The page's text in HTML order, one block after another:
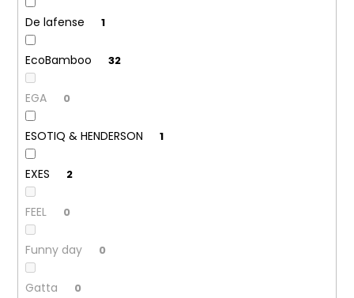
De lafense 1
EcoBamboo 32
EGA 0
ESOTIQ & HENDERSON 1
EXES 2
FEEL 0
Funny day 0
Gatta 0